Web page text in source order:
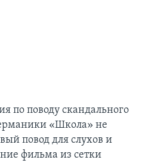
по поводу скандального
«Школа» не
повод для слухов и
фильма из сетки